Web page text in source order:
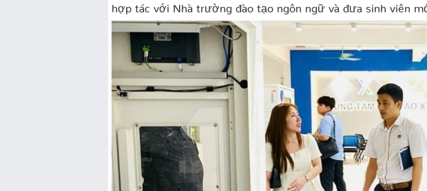
hợp tác với Nhà trường đào tạo ngôn ngữ và đưa sinh viên